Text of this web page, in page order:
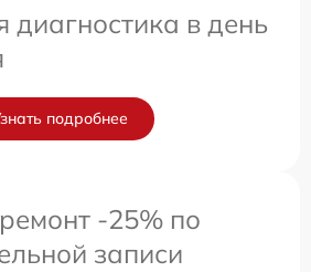
диагностика в день
подробнее
-25% по
записи